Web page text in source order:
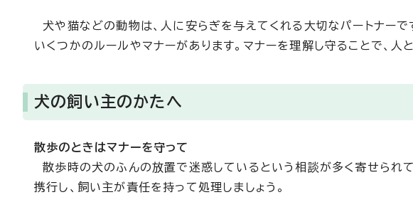
犬や猫などの動物は、人に安らぎを与えてくれる大切なパートナーで
いくつかのルールやマナーがあります。マナーを理解し守ることで、
犬の飼い主のかたへ
散歩のときはマナーを守って
散歩時の犬のふんの放置で迷惑しているという相談が多く寄せられ
携行し、飼い主が責任を持って処理しましょう。